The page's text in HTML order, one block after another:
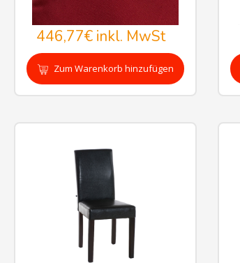
446,77€inkl. MwSt
Zum Warenkorb hinzufügen